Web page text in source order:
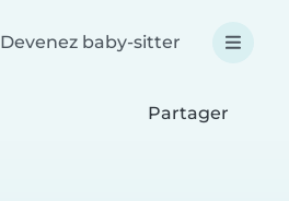
Devenez baby-sitter
Partager